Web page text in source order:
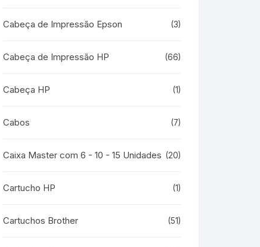
Cabeça de Impressão Epson (3)
Cabeça de Impressão HP (66)
Cabeça HP (1)
Cabos (7)
Caixa Master com 6 - 10 - 15 Unidades (20)
Cartucho HP (1)
Cartuchos Brother (51)